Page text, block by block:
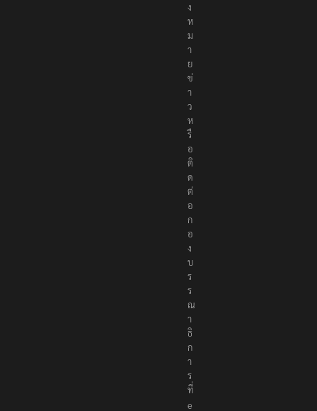
ง
ห
ม
า
ย
ข่
า
ว
ห
รื
อ
ติ
ด
ต่
อ
ก
อ
ง
บ
ร
ร
ณ
า
ธิ
ก
า
ร
ที่
e